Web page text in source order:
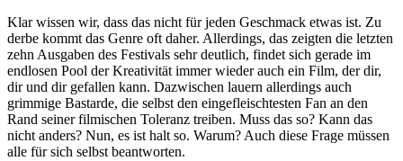
Klar wissen wir, dass das nicht für jeden Geschmack etwas ist. Zu
derbe kommt das Genre oft daher. Allerdings, das zeigten die letzten
zehn Ausgaben des Festivals sehr deutlich, findet sich gerade im
endlosen Pool der Kreativität immer wieder auch ein Film, der dir,
dir und dir gefallen kann. Dazwischen lauern allerdings auch
grimmige Bastarde, die selbst den eingefleischtesten Fan an den
Rand seiner filmischen Toleranz treiben. Muss das so? Kann das
nicht anders? Nun, es ist halt so. Warum? Auch diese Frage müssen
alle für sich selbst beantworten.